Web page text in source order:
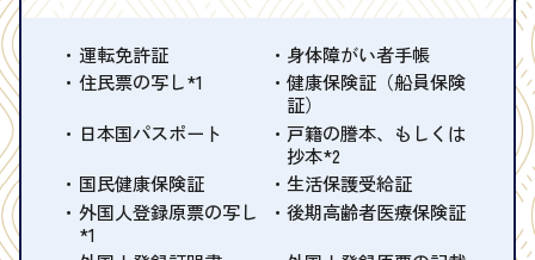
運転免許証
身体障がい者手帳
住民票の写し*1
健康保険証（船員保険
証）
日本国パスポート
戸籍の謄本、もしくは
抄本*2
国民健康保険証
生活保護受給証
外国人登録原票の写し
*1
後期高齢者医療保険証